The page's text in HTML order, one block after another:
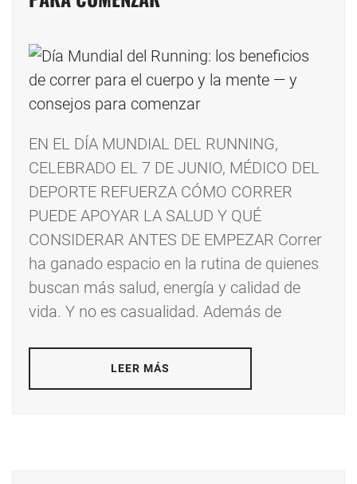
EN EL DÍA MUNDIAL DEL RUNNING,
CELEBRADO EL 7 DE JUNIO, MÉDICO DEL
DEPORTE REFUERZA CÓMO CORRER
PUEDE APOYAR LA SALUD Y QUÉ
CONSIDERAR ANTES DE EMPEZAR Correr
ha ganado espacio en la rutina de quienes
buscan más salud, energía y calidad de
vida. Y no es casualidad. Además de
LEER MÁS